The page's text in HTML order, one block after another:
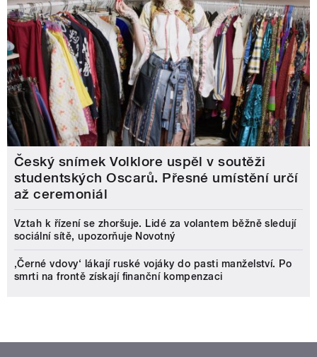
Český snímek Volklore uspěl v soutěži
studentských Oscarů. Přesné umístění určí
až ceremoniál
Vztah k řízení se zhoršuje. Lidé za volantem běžně sledují
sociální sítě, upozorňuje Novotný
‚Černé vdovy‘ lákají ruské vojáky do pasti manželství. Po
smrti na frontě získají finanční kompenzaci